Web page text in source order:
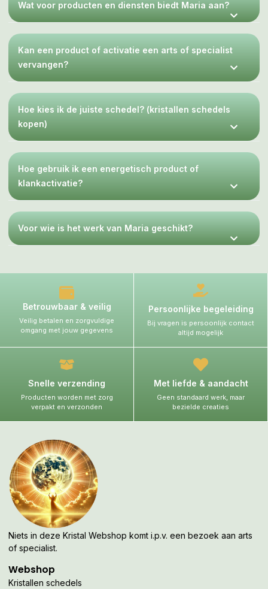
Wat voor producten en diensten biedt Maria aan?
Kan een product of activatie een arts of specialist
vervangen?
Hoe kies ik de juiste schedel? (kristallen schedels
kopen)
Hoe gebruik ik een energetisch product of
klankactivatie?
Voor wie is het werk van Maria geschikt?
Betrouwbaar & veilig
Veilig betalen en zorgvuldige
omgang met jouw gegevens
Persoonlijke begeleiding
Bij vragen is persoonlijk contact
altijd mogelijk
Snelle verzending
Producten worden met zorg
verpakt en verzonden
Met liefde & aandacht
Geen standaard werk, maar
bezielde creaties
Niets in deze Kristal Webshop komt i.p.v. een bezoek aan arts
of specialist.
Webshop
Kristallen schedels